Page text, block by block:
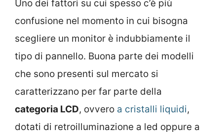
Uno dei fattori su cui spesso c’è più
confusione nel momento in cui bisogna
scegliere un monitor è indubbiamente il
tipo di pannello. Buona parte dei modelli
che sono presenti sul mercato si
caratterizzano per far parte della
categoria LCD, ovvero a cristalli liquidi,
dotati di retroilluminazione a led oppure a